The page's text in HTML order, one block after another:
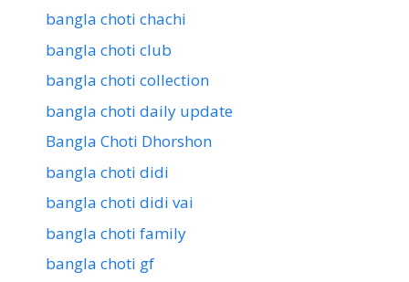
bangla choti chachi
bangla choti club
bangla choti collection
bangla choti daily update
Bangla Choti Dhorshon
bangla choti didi
bangla choti didi vai
bangla choti family
bangla choti gf